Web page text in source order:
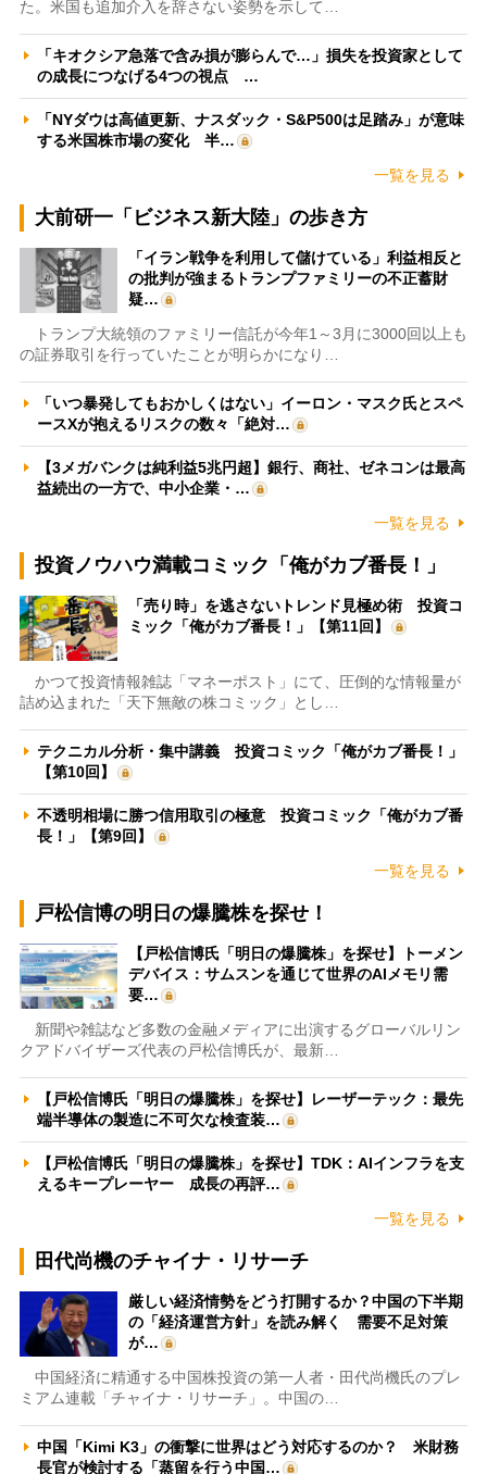
た。米国も追加介入を辞さない姿勢を示して…
「キオクシア急落で含み損が膨らんで…」損失を投資家として
の成長につなげる4つの視点 …
「NYダウは高値更新、ナスダック・S&P500は足踏み」が意味
する米国株市場の変化 半…
一覧を見る
大前研一「ビジネス新大陸」の歩き方
「イラン戦争を利用して儲けている」利益相反と
の批判が強まるトランプファミリーの不正蓄財
疑…
トランプ大統領のファミリー信託が今年1～3月に3000回以上も
の証券取引を行っていたことが明らかになり…
「いつ暴発してもおかしくはない」イーロン・マスク氏とスペ
ースXが抱えるリスクの数々「絶対…
【3メガバンクは純利益5兆円超】銀行、商社、ゼネコンは最高
益続出の一方で、中小企業・…
一覧を見る
投資ノウハウ満載コミック「俺がカブ番長！」
「売り時」を逃さないトレンド見極め術 投資コ
ミック「俺がカブ番長！」【第11回】
かつて投資情報雑誌「マネーポスト」にて、圧倒的な情報量が
詰め込まれた「天下無敵の株コミック」とし…
テクニカル分析・集中講義 投資コミック「俺がカブ番長！」
【第10回】
不透明相場に勝つ信用取引の極意 投資コミック「俺がカブ番
長！」【第9回】
一覧を見る
戸松信博の明日の爆騰株を探せ！
【戸松信博氏「明日の爆騰株」を探せ】トーメン
デバイス：サムスンを通じて世界のAIメモリ需
要…
新聞や雑誌など多数の金融メディアに出演するグローバルリン
クアドバイザーズ代表の戸松信博氏が、最新…
【戸松信博氏「明日の爆騰株」を探せ】レーザーテック：最先
端半導体の製造に不可欠な検査装…
【戸松信博氏「明日の爆騰株」を探せ】TDK：AIインフラを支
えるキープレーヤー 成長の再評…
一覧を見る
田代尚機のチャイナ・リサーチ
厳しい経済情勢をどう打開するか？中国の下半期
の「経済運営方針」を読み解く 需要不足対策
が…
中国経済に精通する中国株投資の第一人者・田代尚機氏のプレ
ミアム連載「チャイナ・リサーチ」。中国の…
中国「Kimi K3」の衝撃に世界はどう対応するのか？ 米財務
長官が検討する「蒸留を行う中国…